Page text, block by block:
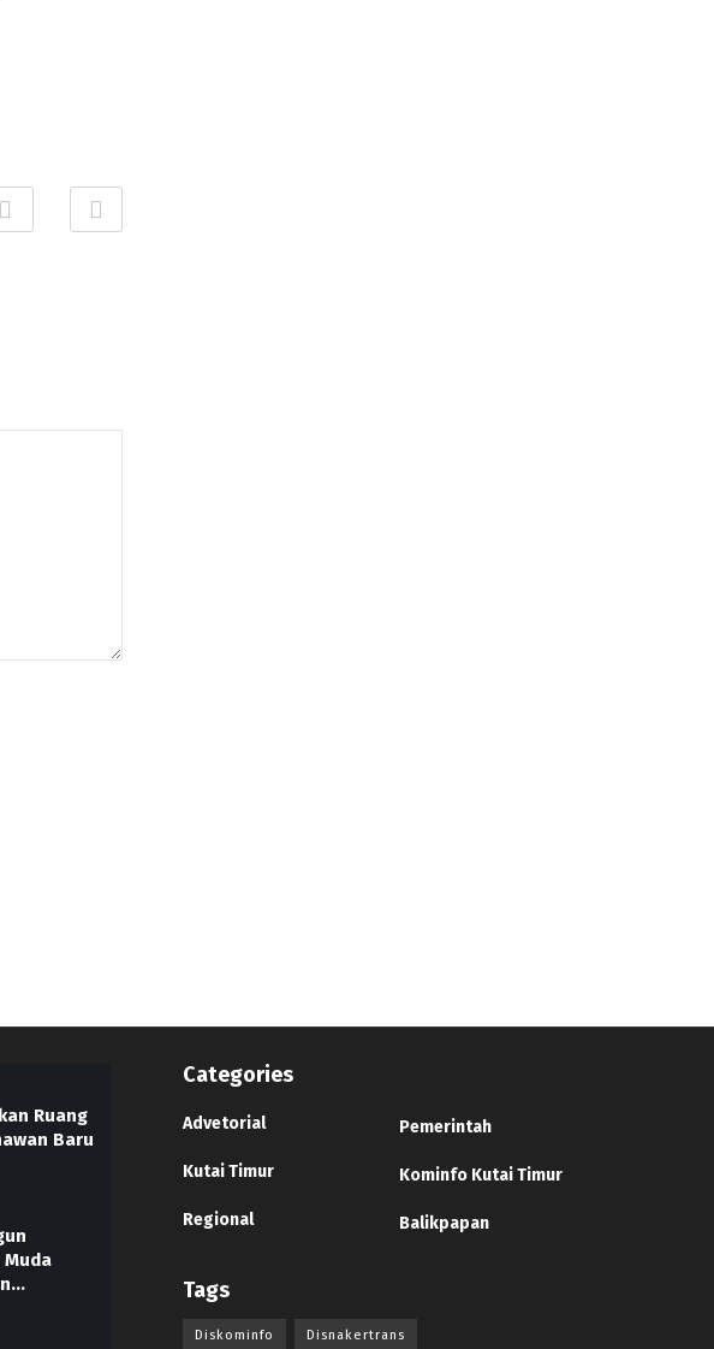
Ruang
Baru
Muda
Categories
Advetorial
Kutai Timur
Regional
Pemerintah
Kominfo Kutai Timur
Balikpapan
Tags
Diskominfo Disnakertrans